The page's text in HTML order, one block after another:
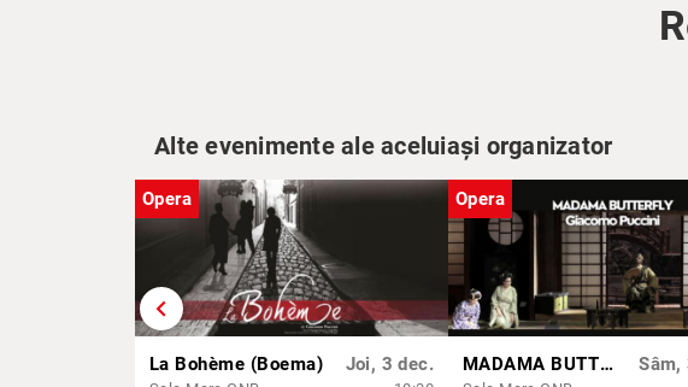
Alte evenimente ale aceluiași organizator
chevron_left
Opera
La Bohème (Boema) Joi, 3 dec.
Opera
MADAMA BUTTERFLY